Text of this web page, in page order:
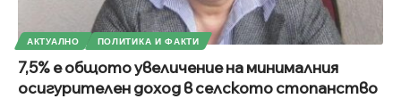
АКТУАЛНО ПОЛИТИКА И ФАКТИ
7,5% е общото увеличение на минималния
осигурителен доход в селското стопанство